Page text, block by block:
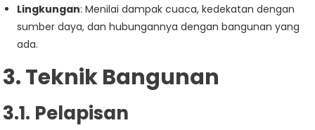
Lingkungan: Menilai dampak cuaca, kedekatan dengan
sumber daya, dan hubungannya dengan bangunan yang
ada.
3. Teknik Bangunan
3.1. Pelapisan